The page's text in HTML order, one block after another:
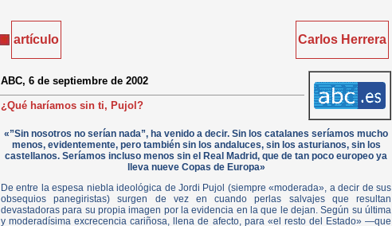
artículo Carlos Herrera
ABC, 6 de septiembre de 2002
¿Qué haríamos sin ti, Pujol?
«”Sin nosotros no serían nada”, ha venido a decir. Sin los catalanes seríamos mucho
menos, evidentemente, pero también sin los andaluces, sin los asturianos, sin los
castellanos. Seríamos incluso menos sin el Real Madrid, que de tan poco europeo ya
lleva nueve Copas de Europa»
De entre la espesa niebla ideológica de Jordi Pujol (siempre «moderada», a decir de sus
obsequios panegiristas) surgen de vez en cuando perlas salvajes que resultan
devastadoras para su propia imagen por la evidencia en la que le dejan. Según su última
y moderadísima excrecencia cariñosa, llena de afecto, para «el resto del Estado» —que